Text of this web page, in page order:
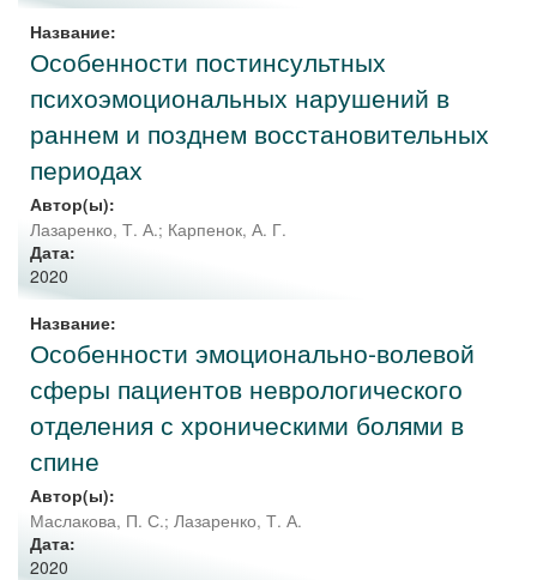
Название:
Особенности постинсультных
психоэмоциональных нарушений в
раннем и позднем восстановительных
периодах
Автор(ы):
Лазаренко, Т. А.; Карпенок, А. Г.
Дата:
2020
Название:
Особенности эмоционально-волевой
сферы пациентов неврологического
отделения с хроническими болями в
спине
Автор(ы):
Маслакова, П. С.; Лазаренко, Т. А.
Дата:
2020